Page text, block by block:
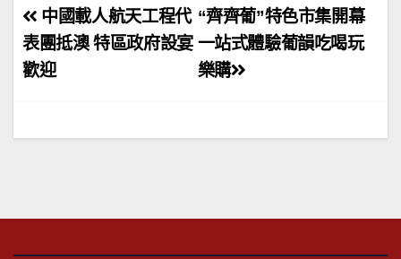
文
章
導
“齊齊葡”特色市集開幕
一站式體驗葡韻吃喝玩
樂購
中國載人航天工程代
表團抵澳 特區政府設宴
歡迎